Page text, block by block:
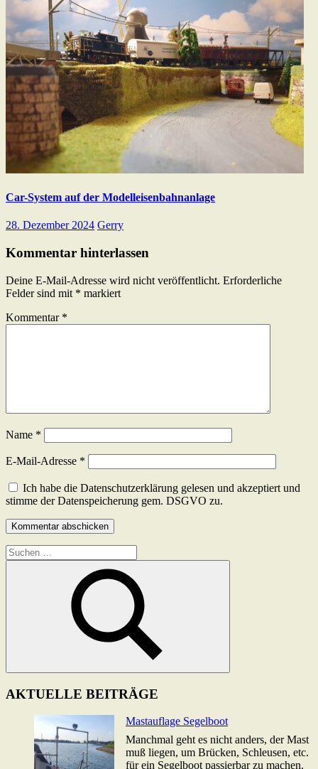
Car-System auf der Modelleisenbahnanlage
28. Dezember 2024 Gerry
Kommentar hinterlassen
Deine E-Mail-Adresse wird nicht veröffentlicht. Erforderliche
Felder sind mit * markiert
Kommentar *
Name *
E-Mail-Adresse *
Ich habe die Datenschutzerklärung gelesen und akzeptiert und
stimme der Datenspeicherung gem. DSGVO zu.
Suchen
nach:
Suchen
AKTUELLE BEITRÄGE
Mastauflage Segelboot
Manchmal geht es nicht anders, der Mast
muß liegen, um Brücken, Schleusen, etc.
für ein Segelboot passierbar zu machen.